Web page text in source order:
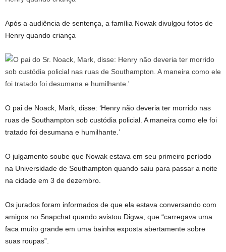
Após a audiência de sentença, a família Nowak divulgou fotos de
Henry quando criança
O pai de Noack, Mark, disse: ‘Henry não deveria ter morrido nas
ruas de Southampton sob custódia policial. A maneira como ele foi
tratado foi desumana e humilhante.’
O julgamento soube que Nowak estava em seu primeiro período
na Universidade de Southampton quando saiu para passar a noite
na cidade em 3 de dezembro.
Os jurados foram informados de que ela estava conversando com
amigos no Snapchat quando avistou Digwa, que “carregava uma
faca muito grande em uma bainha exposta abertamente sobre
suas roupas”.